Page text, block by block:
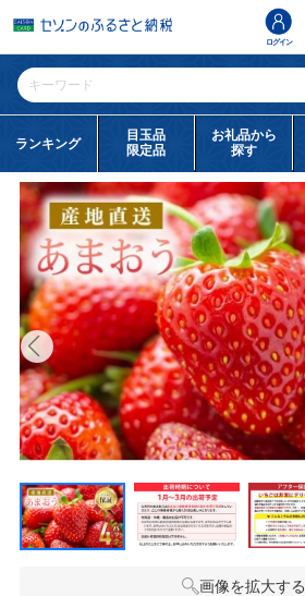
ログイン
ランキング
目玉品
限定品
お礼品から
探す
画像を拡大する